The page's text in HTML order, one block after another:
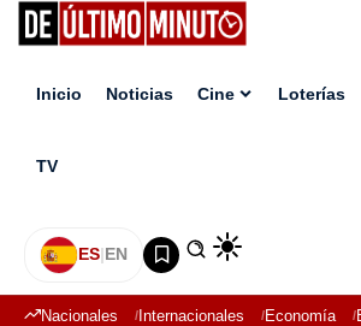
Inicio Noticias Cine Loterías
TV
ES|EN
Nacionales Internacionales Economía